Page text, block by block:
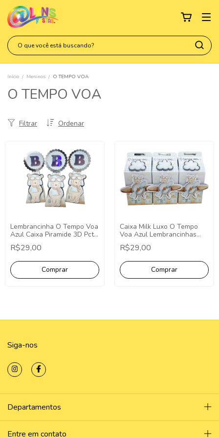
Início / Meninos / O TEMPO VOA
O TEMPO VOA
Ordenar
Filtrar
Lembrancinha O Tempo Voa
Azul Caixa Piramide 3D Pct.
C/10 Unid Decoração Fundo
do Mar Luxo 3D Cone
R$29,00
Caixa Milk Luxo O Tempo
Voa Azul Lembrancinhas
Luxuosas 3D Personalizada
PCT C/10 Unid, O Tempo
R$29,00
Siga-nos
Departamentos
Entre em contato